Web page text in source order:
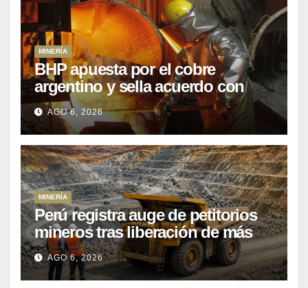
MINERÍA
BHP apuesta por el cobre
argentino y sella acuerdo con
Kobrea para siete proyecto
AGO 6, 2026
MINERÍA
Perú registra auge de petitorios
mineros tras liberación de más
de mil concesiones para explorar
cobre y oro
AGO 6, 2026